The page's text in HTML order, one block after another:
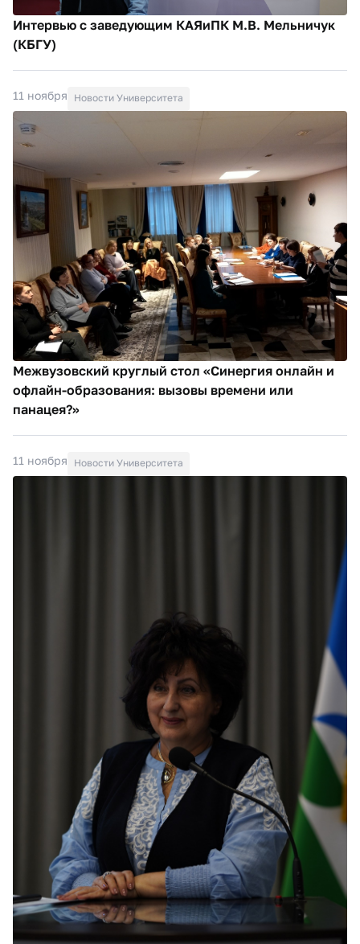
Интервью с заведующим КАЯиПК М.В. Мельничук
(КБГУ)
11 ноября Новости Университета
Межвузовский круглый стол «Синергия онлайн и
офлайн-образования: вызовы времени или
панацея?»
11 ноября Новости Университета